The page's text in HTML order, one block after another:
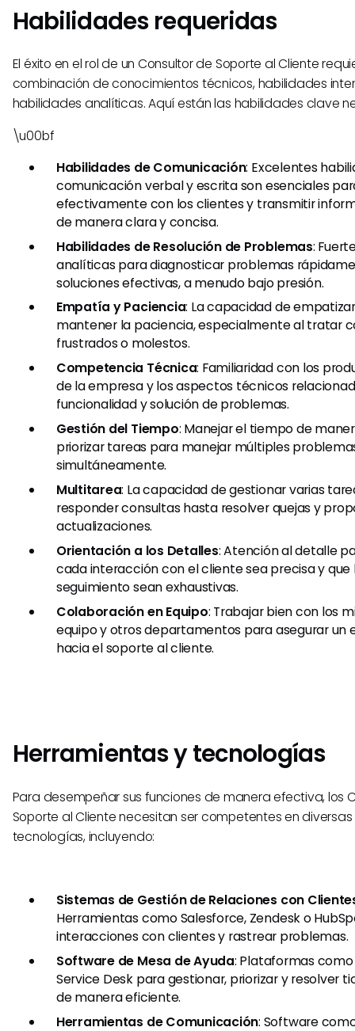
Habilidades requeridas
El éxito en el rol de un Consultor de Soporte al Cliente
combinación de conocimientos técnicos, habilidades
habilidades analíticas. Aquí están las habilidades clave
\u00bf
Habilidades de Comunicación: Excelentes
comunicación verbal y escrita son esenciales
efectivamente con los clientes y transmitir
de manera clara y concisa.
Habilidades de Resolución de Problemas:
analíticas para diagnosticar problemas
soluciones efectivas, a menudo bajo presión.
Empatía y Paciencia: La capacidad de
mantener la paciencia, especialmente al tratar
frustrados o molestos.
Competencia Técnica: Familiaridad con los
de la empresa y los aspectos técnicos
funcionalidad y solución de problemas.
Gestión del Tiempo: Manejar el tiempo de
priorizar tareas para manejar múltiples
simultáneamente.
Multitarea: La capacidad de gestionar varias
responder consultas hasta resolver quejas y
actualizaciones.
Orientación a los Detalles: Atención al detalle
cada interacción con el cliente sea precisa y que
seguimiento sean exhaustivas.
Colaboración en Equipo: Trabajar bien con los
equipo y otros departamentos para asegurar un
hacia el soporte al cliente.
Herramientas y tecnologías
Para desempeñar sus funciones de manera efectiva, los
Soporte al Cliente necesitan ser competentes en
tecnologías, incluyendo:
Sistemas de Gestión de Relaciones con
Herramientas como Salesforce, Zendesk o
interacciones con clientes y rastrear problemas.
Software de Mesa de Ayuda: Plataformas
Service Desk para gestionar, priorizar y resolver
de manera eficiente.
Herramientas de Comunicación: Software